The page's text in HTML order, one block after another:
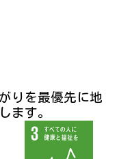
最優先に地
ます。